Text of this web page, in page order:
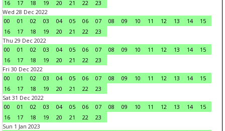
16
17 18 19 20 21 22
23
Wed 28 Dec 2022
00
01 02 03 04 05 06 07 08 09 10 11 12 13 14
15
16
17 18 19 20 21 22
23
Thu 29 Dec 2022
00
01 02 03 04 05 06 07 08 09 10 11 12 13 14
15
16
17 18 19 20 21 22
23
Fri 30 Dec 2022
00
01 02 03 04 05 06 07 08 09 10 11 12 13 14
15
16
17 18 19 20 21 22
23
Sat 31 Dec 2022
00
01 02 03 04 05 06 07 08 09 10 11 12 13 14
15
16
17 18 19 20 21 22
23
Sun 1 Jan 2023